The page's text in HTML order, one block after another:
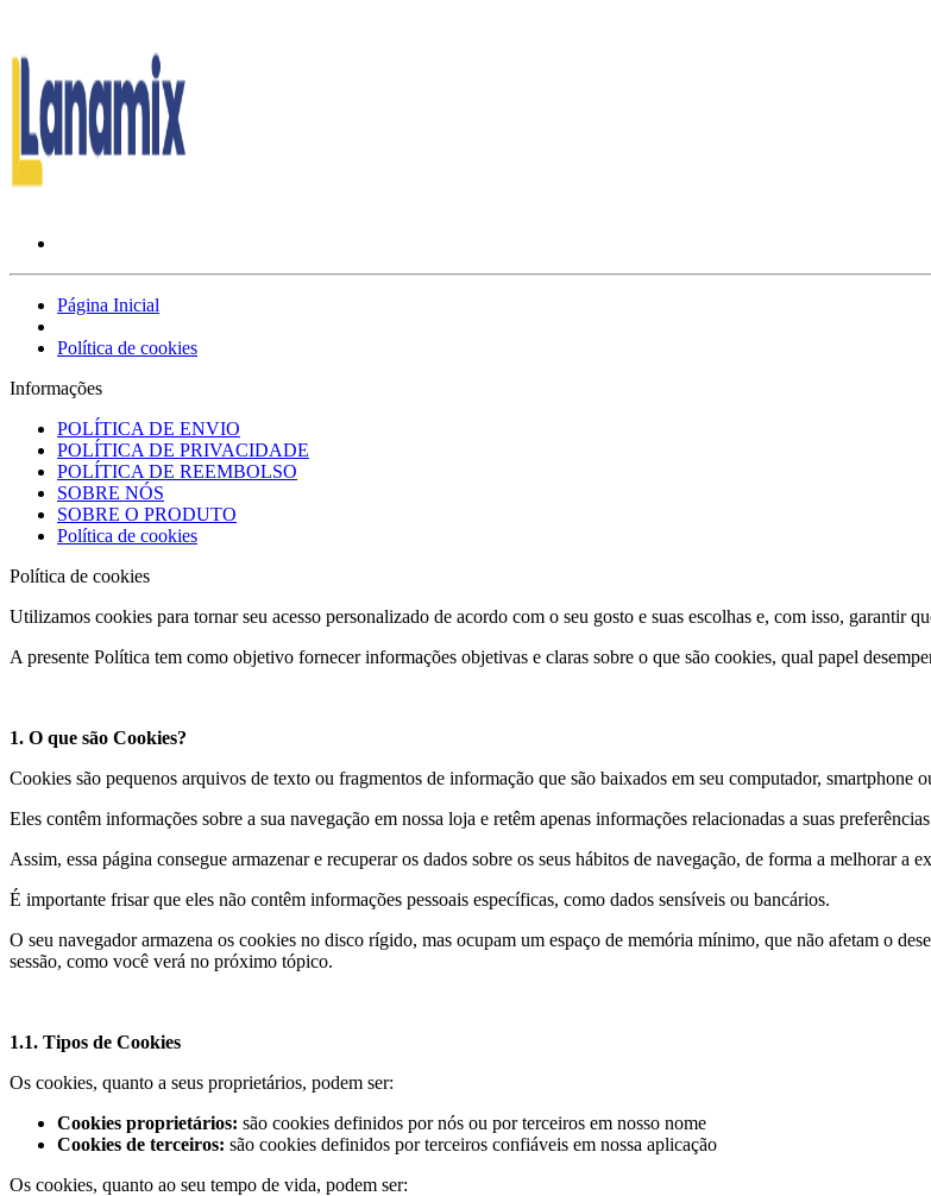
Página Inicial
Política de cookies
Informações
POLÍTICA DE ENVIO
POLÍTICA DE PRIVACIDADE
POLÍTICA DE REEMBOLSO
SOBRE NÓS
SOBRE O PRODUTO
Política de cookies
Política de cookies
Utilizamos cookies para tornar seu acesso personalizado de acordo com o seu gosto e suas escolhas e, com isso, garantir
A presente Política tem como objetivo fornecer informações objetivas e claras sobre o que são cookies, qual papel
1. O que são Cookies?
Cookies são pequenos arquivos de texto ou fragmentos de informação que são baixados em seu computador,
Eles contêm informações sobre a sua navegação em nossa loja e retêm apenas informações relacionadas a suas
Assim, essa página consegue armazenar e recuperar os dados sobre os seus hábitos de navegação, de forma a melhorar a
É importante frisar que eles não contêm informações pessoais específicas, como dados sensíveis ou bancários.
O seu navegador armazena os cookies no disco rígido, mas ocupam um espaço de memória mínimo, que não afetam o
sessão, como você verá no próximo tópico.
1.1. Tipos de Cookies
Os cookies, quanto a seus proprietários, podem ser:
Cookies proprietários: são cookies definidos por nós ou por terceiros em nosso nome
Cookies de terceiros: são cookies definidos por terceiros confiáveis em nossa aplicação
Os cookies, quanto ao seu tempo de vida, podem ser: